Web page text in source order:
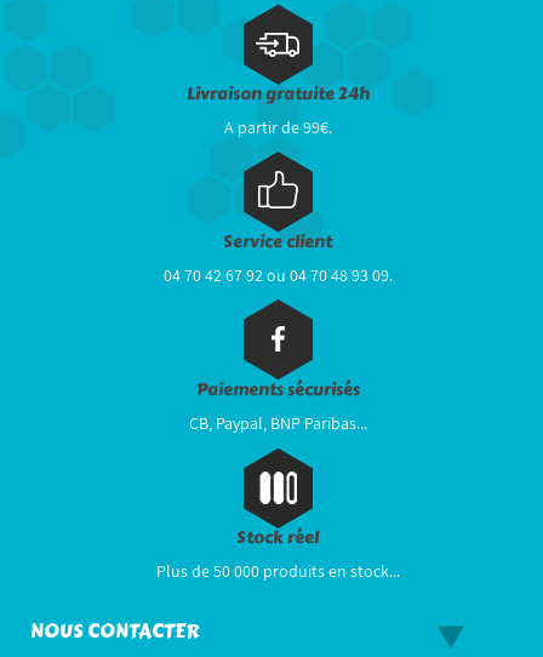
Livraison gratuite 24h
A partir de 99€.
Service client
04 70 42 67 92 ou 04 70 48 93 09.
Paiements sécurisés
CB, Paypal, BNP Paribas...
Stock réel
Plus de 50 000 produits en stock...
NOUS CONTACTER